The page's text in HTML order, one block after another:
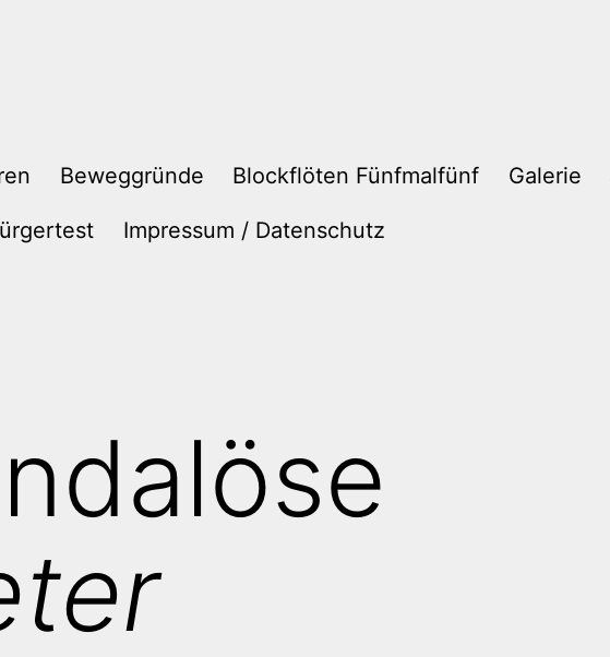
Beweggründe Blockflöten Fünfmalfünf Galerie
Impressum / Datenschutz